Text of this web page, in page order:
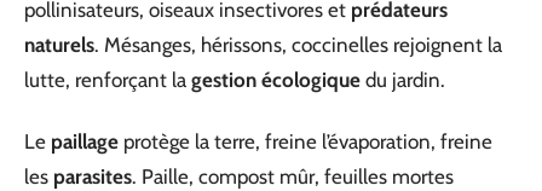
pollinisateurs, oiseaux insectivores et prédateurs
naturels. Mésanges, hérissons, coccinelles rejoignent la
lutte, renforçant la gestion écologique du jardin.
Le paillage protège la terre, freine l’évaporation, freine
les parasites. Paille, compost mûr, feuilles mortes